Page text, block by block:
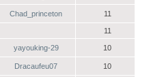
Chad_princeton 11
11
yayouking-29 10
Dracaufeu07 10